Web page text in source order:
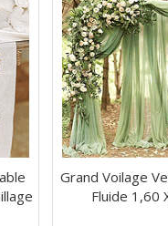
Grand Voilage
Fluide 1,60